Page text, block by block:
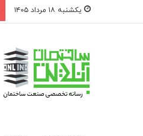
یکشنبه ۱۸ مرداد ۱۴۰۵